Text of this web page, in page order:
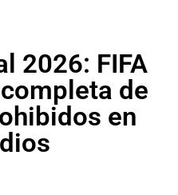
2026: FIFA
de
en